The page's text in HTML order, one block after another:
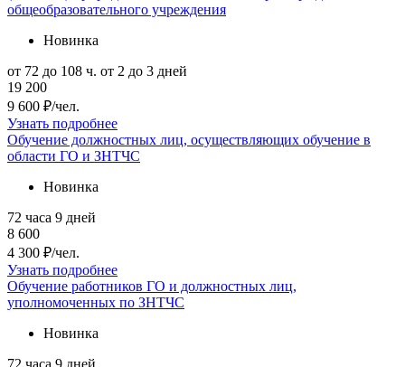
общеобразовательного учреждения
Новинка
от 72 до 108 ч. от 2 до 3 дней
19 200
9 600 ₽/чел.
Узнать подробнее
Обучение должностных лиц, осуществляющих обучение в
области ГО и ЗНТЧС
Новинка
72 часа 9 дней
8 600
4 300 ₽/чел.
Узнать подробнее
Обучение работников ГО и должностных лиц,
уполномоченных по ЗНТЧС
Новинка
72 часа 9 дней